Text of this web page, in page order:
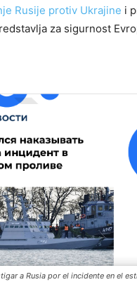
Rusije protiv Ukrajine i
za sigurnost
a Rusia por el incidente en el